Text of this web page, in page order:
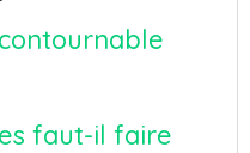
faut-il faire